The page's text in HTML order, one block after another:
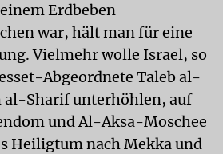
Erdbeben
war, hält man für eine
Vielmehr wolle Israel, so
Abgeordnete Taleb al-
al-Sharif unterhöhlen, auf
und Al-Aksa-Moschee
Heiligtum nach Mekka und